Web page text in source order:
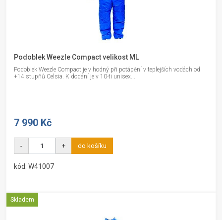
Podoblek Weezle Compact velikost ML
Podoblek Weezle Compact je v hodný při potápění v teplejších vodách od
+14 stupňů Celsia. K dodání je v 10-ti unisex...
7 990 Kč
- + do košíku
kód: W41007
Skladem